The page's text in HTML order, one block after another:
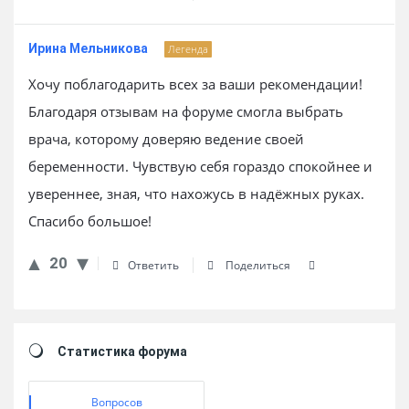
Ирина Мельникова Легенда
Хочу поблагодарить всех за ваши рекомендации!
Благодаря отзывам на форуме смогла выбрать
врача, которому доверяю ведение своей
беременности. Чувствую себя гораздо спокойнее и
увереннее, зная, что нахожусь в надёжных руках.
Спасибо большое!
20 Ответить Поделиться
Статистика форума
Вопросов